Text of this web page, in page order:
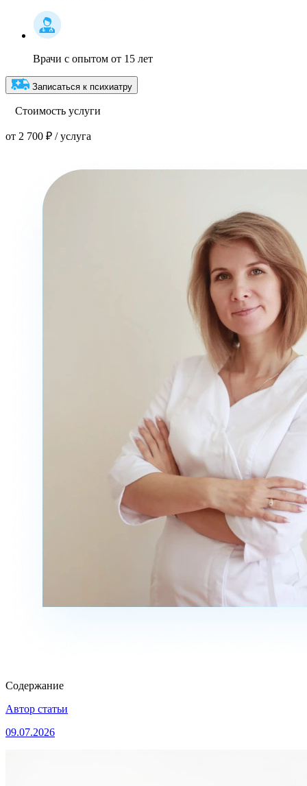
Врачи с опытом от 15 лет
Записаться к психиатру
Стоимость услуги
от 2 700 ₽ / услуга
Содержание
Автор статьи
09.07.2026